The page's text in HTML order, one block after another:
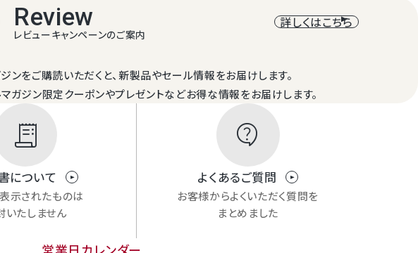
沖の駿河湾水深200mから汲み上げられた海洋深層水は、河川や表層水に比べて、
この深層水から作った塩（静岡のうましお）だけを使用しました。
Review
レビューキャンペーンのご案内
詳しくはこちら
ンをご購読いただくと、新製品やセール情報をお届けします。
ガジン限定クーポンやプレゼントなどお得な情報をお届けします。
receipt_long
について
示されたものは
いたしません
contact_support
よくあるご質問
お客様からよくいただく質問を
まとめました